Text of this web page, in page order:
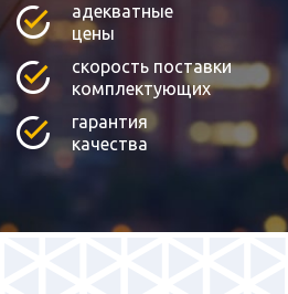
адекватные
цены
скорость поставки
комплектующих
гарантия
качества